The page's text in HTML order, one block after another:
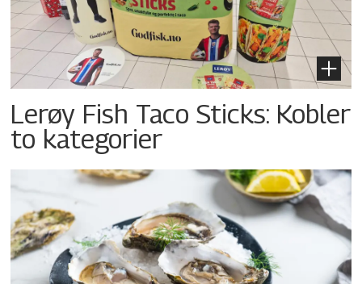
Lerøy Fish Taco Sticks: Kobler
to kategorier